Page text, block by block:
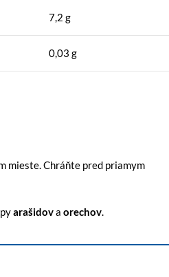
7,2 g
0,03 g
mieste. Chráňte pred priamym
arašidova orechov.